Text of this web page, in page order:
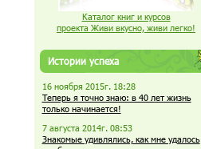
Каталог книг и курсов
проекта Живи вкусно, живи легко!
Истории успеха
16 ноября 2015г. 18:28
Теперь я точно знаю: в 40 лет жизнь
только начинается!
7 августа 2014г. 08:53
Знакомые удивлялись, как мне удалось